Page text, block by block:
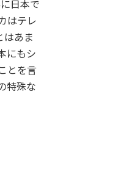
日本で
はテレ
はあま
にもシ
とを言
特殊な